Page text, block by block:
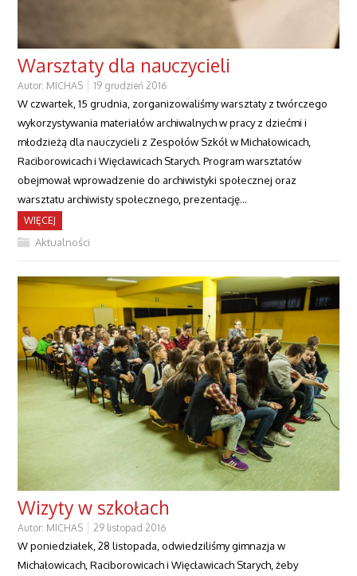
Warsztaty dla nauczycieli
Autor: MICHAS 19 grudzień 2016
W czwartek, 15 grudnia, zorganizowaliśmy warsztaty z twórczego
wykorzystywania materiałów archiwalnych w pracy z dziećmi i
młodzieżą dla nauczycieli z Zespołów Szkół w Michałowicach,
Raciborowicach i Więcławicach Starych. Program warsztatów
obejmował wprowadzenie do archiwistyki społecznej oraz
warsztatu archiwisty społecznego, prezentację…
WIĘCEJ
Aktualności
Wizyty w szkołach
Autor: MICHAS 29 listopad 2016
W poniedziałek, 28 listopada, odwiedziliśmy gimnazja w
Michałowicach, Raciborowicach i Więcławicach Starych, żeby